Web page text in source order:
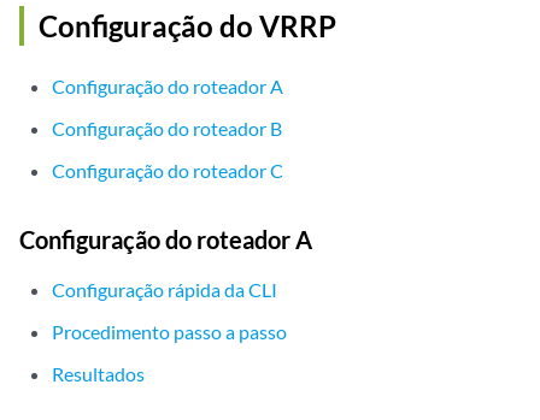
Configuração do VRRP
Configuração do roteador A
Configuração do roteador B
Configuração do roteador C
Configuração do roteador A
Configuração rápida da CLI
Procedimento passo a passo
Resultados